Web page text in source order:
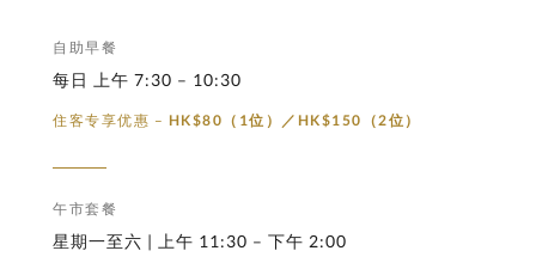
自助早餐
每日 上午 7:30 – 10:30
住客专享优惠 – HK$80（1位）／HK$150（2位）
午市套餐
星期一至六 | 上午 11:30 – 下午 2:00